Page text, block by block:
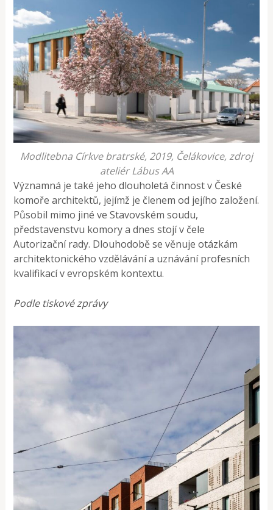
Modlitebna Církve bratrské, 2019, Čelákovice, zdroj
ateliér Lábus AA
Významná je také jeho dlouholetá činnost v České
komoře architektů, jejímž je členem od jejího založení.
Působil mimo jiné ve Stavovském soudu,
představenstvu komory a dnes stojí v čele
Autorizační rady. Dlouhodobě se věnuje otázkám
architektonického vzdělávání a uznávání profesních
kvalifikací v evropském kontextu.
Podle tiskové zprávy